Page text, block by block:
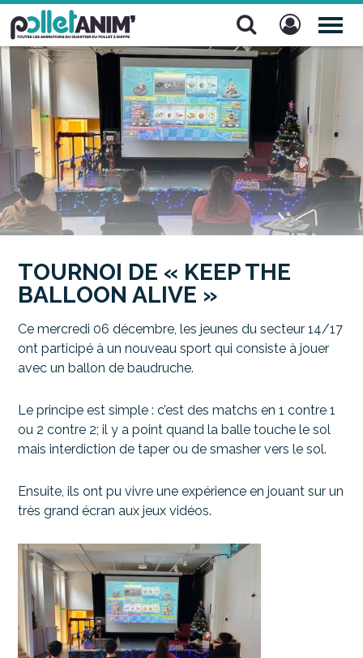
Pollet Anim'
TOURNOI DE « KEEP THE
BALLOON ALIVE »
Ce mercredi 06 décembre, les jeunes du secteur 14/17
ont participé à un nouveau sport qui consiste à jouer
avec un ballon de baudruche.
Le principe est simple : c’est des matchs en 1 contre 1
ou 2 contre 2; il y a point quand la balle touche le sol
mais interdiction de taper ou de smasher vers le sol.
Ensuite, ils ont pu vivre une expérience en jouant sur un
très grand écran aux jeux vidéos.